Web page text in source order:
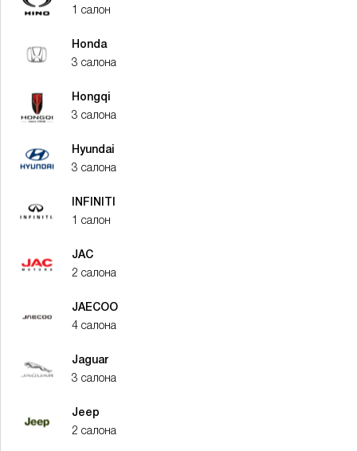
1 салон
Honda
3 салона
Hongqi
3 салона
Hyundai
3 салона
INFINITI
1 салон
JAC
2 салона
JAECOO
4 салона
Jaguar
3 салона
Jeep
2 салона